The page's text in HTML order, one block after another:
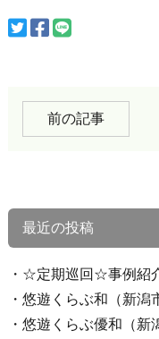
前の記事
最近の投稿
☆定期巡回☆事例紹
悠遊くらぶ和（新
悠遊くらぶ優和（